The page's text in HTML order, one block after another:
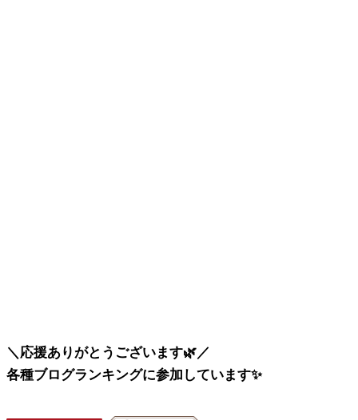
＼応援ありがとうございます🌿／
各種ブログランキングに参加しています✨